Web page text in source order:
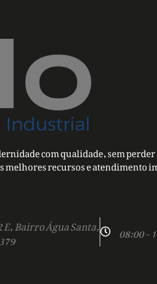
com qualidade, sem
recursos e atendimento
Bairro Água Santa, 08:00 -